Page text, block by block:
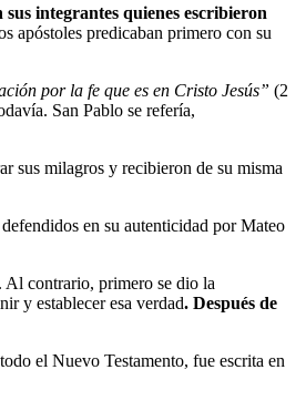
integrantes quienes escribieron
apóstoles predicaban primero con su
por la fe que es en Cristo Jesús” (2
San Pablo se refería,
sus milagros y recibieron de su misma
en su autenticidad por Mateo
Al contrario, primero se dio la
y establecer esa verdad. Después de
el Nuevo Testamento, fue escrita en